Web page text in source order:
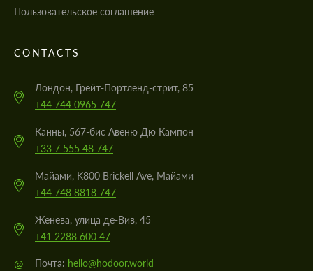
Пользовательское соглашение
CONTACTS
Лондон, Грейт-Портленд-стрит, 85
+44 744 0965 747
Канны, 567-бис Авеню Дю Кампон
+33 7 555 48 747
Майами, K800 Brickell Ave, Майами
+44 748 8818 747
Женева, улица де-Вив, 45
+41 2288 600 47
@ Почта: hello@hodoor.world